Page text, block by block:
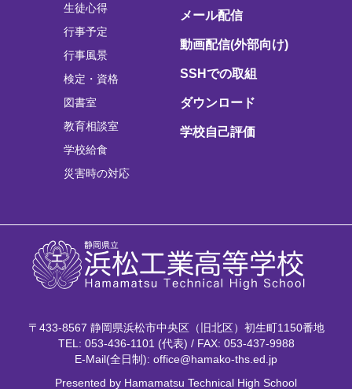
生徒心得
行事予定
行事風景
検定・資格
図書室
教育相談室
学校給食
災害時の対応
メール配信
動画配信(外部向け)
SSHでの取組
ダウンロード
学校自己評価
〒433-8567 静岡県浜松市中央区（旧北区）初生町1150番地
TEL: 053-436-1101 (代表) / FAX: 053-437-9988
E-Mail(全日制): office@hamako-ths.ed.jp
Presented by Hamamatsu Technical High School